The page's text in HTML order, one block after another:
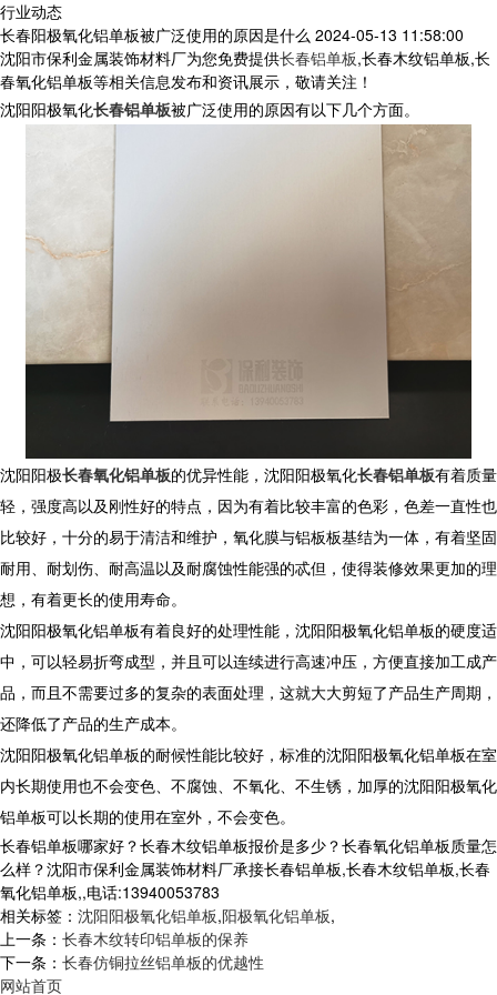
行业动态
长春阳极氧化铝单板被广泛使用的原因是什么 2024-05-13 11:58:00
沈阳市保利金属装饰材料厂为您免费提供长春铝单板,长春木纹铝单板,长
春氧化铝单板等相关信息发布和资讯展示，敬请关注！
沈阳阳极氧化长春铝单板被广泛使用的原因有以下几个方面。
沈阳阳极长春氧化铝单板的优异性能，沈阳阳极氧化长春铝单板有着质量
轻，强度高以及刚性好的特点，因为有着比较丰富的色彩，色差一直性也
比较好，十分的易于清洁和维护，氧化膜与铝板板基结为一体，有着坚固
耐用、耐划伤、耐高温以及耐腐蚀性能强的忒但，使得装修效果更加的理
想，有着更长的使用寿命。
沈阳阳极氧化铝单板有着良好的处理性能，沈阳阳极氧化铝单板的硬度适
中，可以轻易折弯成型，并且可以连续进行高速冲压，方便直接加工成产
品，而且不需要过多的复杂的表面处理，这就大大剪短了产品生产周期，
还降低了产品的生产成本。
沈阳阳极氧化铝单板的耐候性能比较好，标准的沈阳阳极氧化铝单板在室
内长期使用也不会变色、不腐蚀、不氧化、不生锈，加厚的沈阳阳极氧化
铝单板可以长期的使用在室外，不会变色。
长春铝单板哪家好？长春木纹铝单板报价是多少？长春氧化铝单板质量怎
么样？沈阳市保利金属装饰材料厂承接长春铝单板,长春木纹铝单板,长春
氧化铝单板,,电话:13940053783
相关标签： 沈阳阳极氧化铝单板,阳极氧化铝单板,
上一条： 长春木纹转印铝单板的保养
下一条： 长春仿铜拉丝铝单板的优越性
网站首页